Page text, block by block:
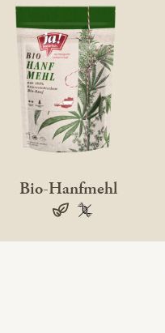
Bio-Hanfmehl
vegan100 %